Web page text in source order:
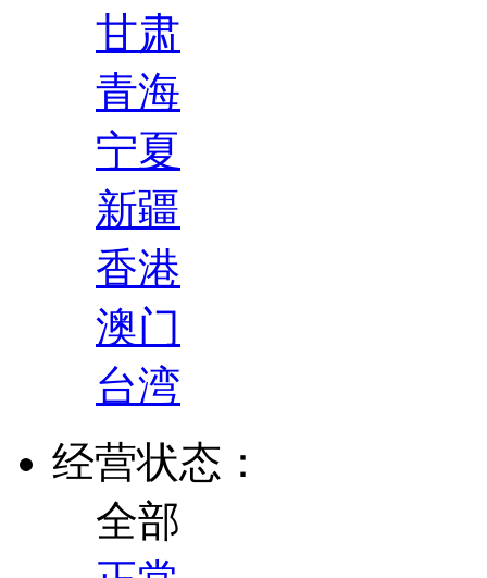
甘肃
青海
宁夏
新疆
香港
澳门
台湾
经营状态：
全部